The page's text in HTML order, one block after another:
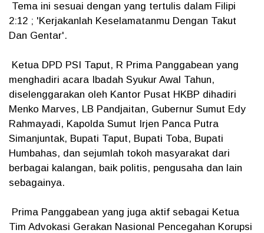
Tema ini sesuai dengan yang tertulis dalam Filipi
2:12 ; 'Kerjakanlah Keselamatanmu Dengan Takut
Dan Gentar'.
Ketua DPD PSI Taput, R Prima Panggabean yang
menghadiri acara Ibadah Syukur Awal Tahun,
diselenggarakan oleh Kantor Pusat HKBP dihadiri
Menko Marves, LB Pandjaitan, Gubernur Sumut Edy
Rahmayadi, Kapolda Sumut Irjen Panca Putra
Simanjuntak, Bupati Taput, Bupati Toba, Bupati
Humbahas, dan sejumlah tokoh masyarakat dari
berbagai kalangan, baik politis, pengusaha dan lain
sebagainya.
Prima Panggabean yang juga aktif sebagai Ketua
Tim Advokasi Gerakan Nasional Pencegahan Korupsi